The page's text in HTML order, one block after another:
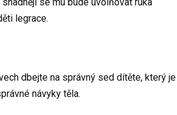
se mu bude uvolňovat ruka
legrace.
dbejte na správný sed dítěte, který
návyky těla.